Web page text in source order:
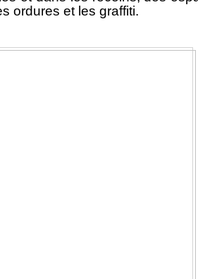
ordures et les graffiti.